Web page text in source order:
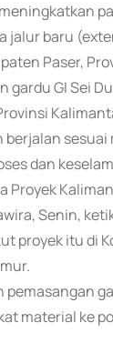
jalur baru
Paser,
GI Sei
berjalan
dan
Proyek
Senin,
proyek itu di
pemasangan
material ke